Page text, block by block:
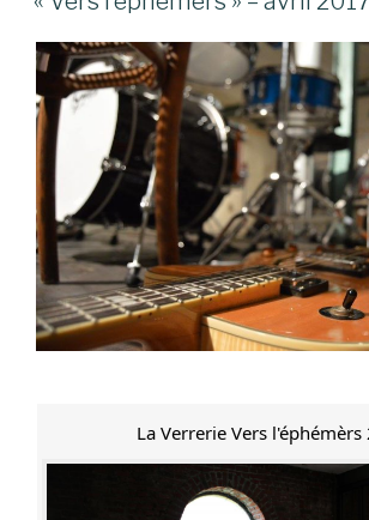
La Verrerie Vers l'éphémèrs